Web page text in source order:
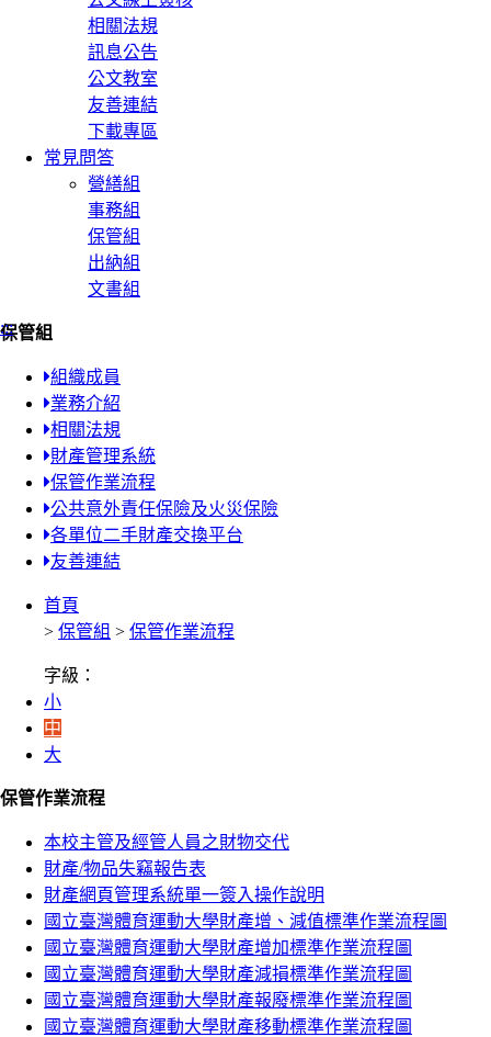
相關法規
訊息公告
公文教室
友善連結
下載專區
常見問答
營繕組
事務組
保管組
出納組
文書組
:::
保管組
組織成員
業務介紹
相關法規
財產管理系統
保管作業流程
公共意外責任保險及火災保險
各單位二手財產交換平台
友善連結
首頁
> 保管組 > 保管作業流程
字級：
小
中
大
保管作業流程
本校主管及經管人員之財物交代
財產/物品失竊報告表
財產網頁管理系統單一簽入操作說明
國立臺灣體育運動大學財產增、減值標準作業流程圖
國立臺灣體育運動大學財產增加標準作業流程圖
國立臺灣體育運動大學財產減損標準作業流程圖
國立臺灣體育運動大學財產報廢標準作業流程圖
國立臺灣體育運動大學財產移動標準作業流程圖